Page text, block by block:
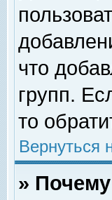
что
групп.
то
Вернуться
»